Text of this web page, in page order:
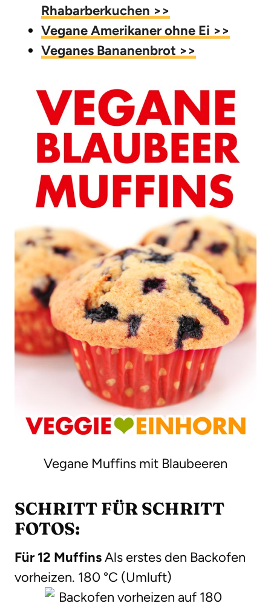
Rhabarberkuchen >>
Vegane Amerikaner ohne Ei >>
Veganes Bananenbrot >>
Vegane Muffins mit Blaubeeren
SCHRITT FÜR SCHRITT
FOTOS:
Für 12 MuffinsAls erstes den Backofen
vorheizen. 180 °C (Umluft)